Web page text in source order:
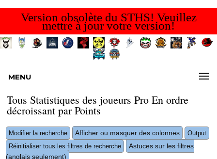
Version obsolète du STHS! Veuillez
mettre à jour votre version!
MENU
Tous Statistiques des joueurs Pro En ordre
décroissant par Points
Modifier la recherche Afficher ou masquer des colonnes
Output
Réinitialiser tous les filtres de recherche
Astuces sur les filtres
(anglais seulement)